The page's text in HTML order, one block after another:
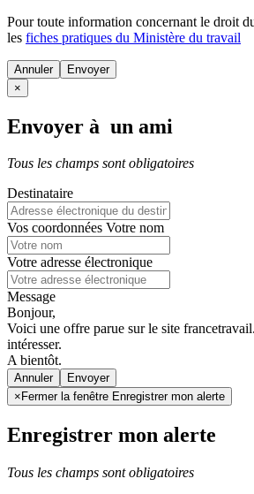
Pour toute information concernant le droit
les fiches pratiques du Ministère du travail
Annuler
×
Envoyer à un ami
Tous les champs sont obligatoires
Destinataire
Vos coordonnées Votre nom
Votre adresse électronique
Message
Bonjour,
Voici une offre parue sur le site
intéresser.
A bientôt.
Annuler
× Fermer la fenêtre Enregistrer mon alerte
Enregistrer mon alerte
Tous les champs sont obligatoires